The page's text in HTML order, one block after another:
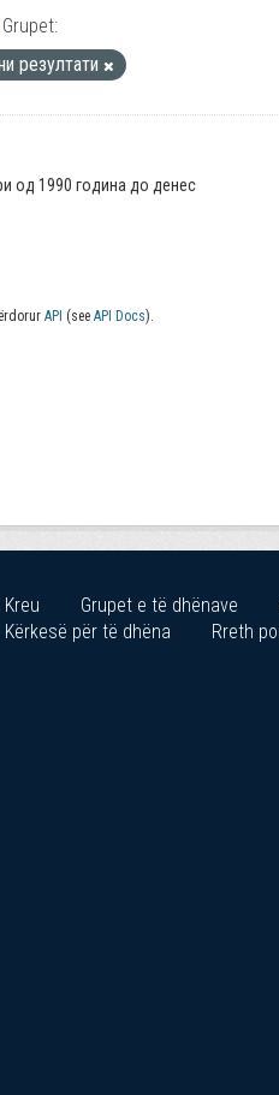
Grupet:
резултати
од 1990 година до денес
API (see API Docs).
Kreu Grupet e të dhënave
Kërkesë për të dhëna
Rreth